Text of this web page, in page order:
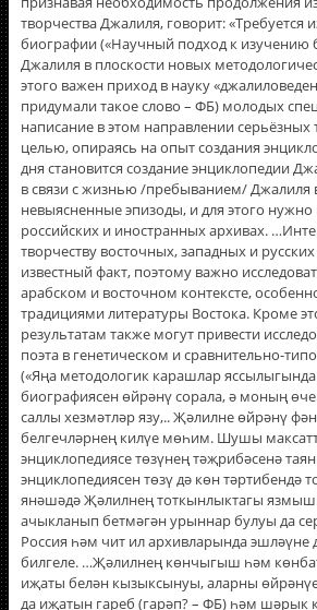
творчества Джалиля, говорит: «Требуется
биографии («Научный подход к изучению
Джалиля в плоскости новых
этого важен приход в науку
придумали такое слово – ФБ) молодых
написание в этом направлении серьёзных
целью, опираясь на опыт создания
дня становится создание энциклопедии
в связи с жизнью /пребыванием/ Джалиля
невыясненные эпизоды, и для этого
российских и иностранных архивах.
творчеству восточных, западных и
известный факт, поэтому важно
арабском и восточном контексте,
традициями литературы Востока. Кроме
результатам также могут привести
поэта в генетическом и сравнительно-
(«Яңа методологик карашлар
биографиясен өйрәнү сорала, ә моның
саллы хезмәтләр язу,.. Җәлилне өйрәнү
белгечләрнең килүе мөһим. Шушы
энциклопедиясе төзүнең тәҗрибәсенә
энциклопедиясен төзү дә көн тәртибендә
янәшәдә Җәлилнең тоткынлыктагы
ачыкланып бетмәгән урыннар булуы да
Россия һәм чит ил архивларында эшләүне
билгеле. …Җәлилнең көнчыгыш һәм
иҗаты белән кызыксынуы, аларны
да иҗатын гареб (гарәп? – ФБ) һәм шәрык